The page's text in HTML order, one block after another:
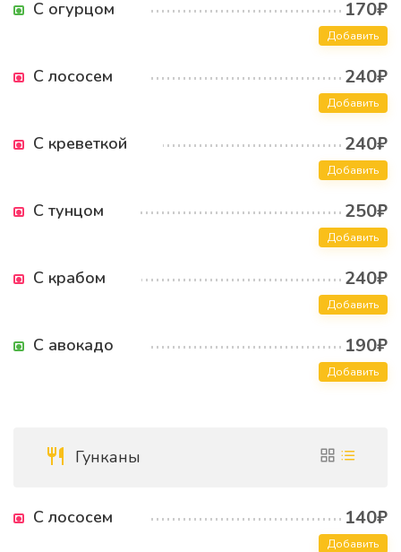
С огурцом 170₽
Добавить
С лососем 240₽
Добавить
С креветкой 240₽
Добавить
С тунцом 250₽
Добавить
С крабом 240₽
Добавить
С авокадо 190₽
Добавить
Гунканы
С лососем 140₽
Добавить